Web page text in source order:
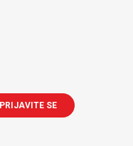
PRIJAVITE SE